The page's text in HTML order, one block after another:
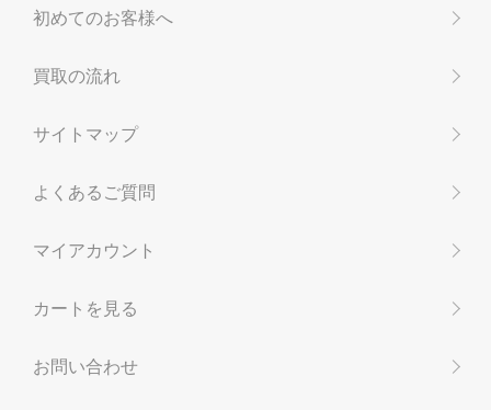
初めてのお客様へ
買取の流れ
サイトマップ
よくあるご質問
マイアカウント
カートを見る
お問い合わせ